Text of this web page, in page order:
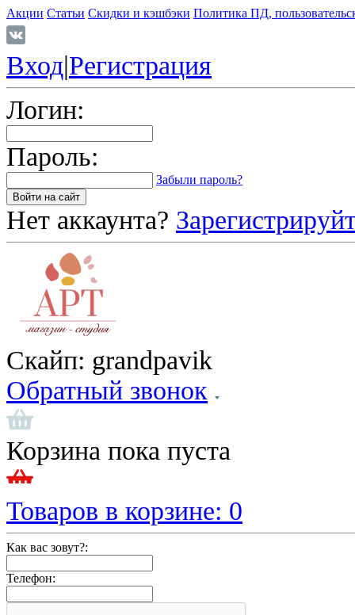
Акции Статьи Скидки и кэшбэки Политика ПД,
Вход|Регистрация
Логин:
Пароль:
Забыли пароль?
Нет аккаунта?
Скайп: grandpavik
Обратный звонок
Корзина пока пуста
Товаров в корзине: 0
Как вас зовут?:
Телефон: